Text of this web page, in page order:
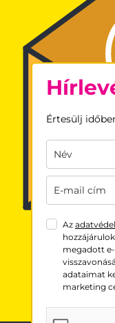
Értesülj
Az
megadott
adataimat
marketing